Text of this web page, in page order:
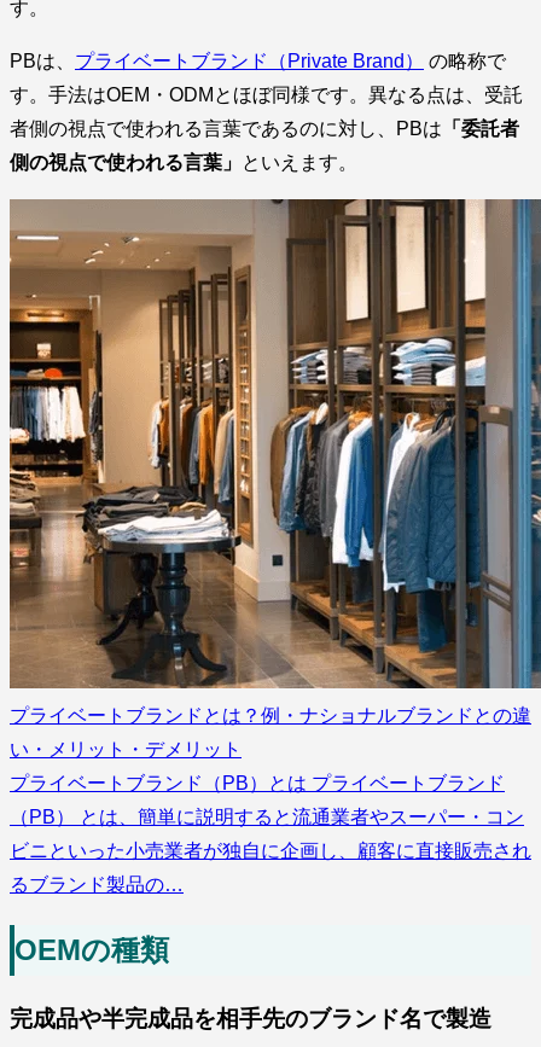
す。
PBは、 プライベートブランド（Private Brand）
の略称で
す。手法はOEM・ODMとほぼ同様です。異なる点は、受託
者側の視点で使われる言葉であるのに対し、PBは 「委託者
側の視点で使われる言葉」 といえます。
プライベートブランドとは？例・ナショナルブランドとの違
い・メリット・デメリット
プライベートブランド（PB）とは プライベートブランド
（PB） とは、簡単に説明すると流通業者やスーパー・コン
ビニといった小売業者が独自に企画し、顧客に直接販売され
るブランド製品の…
OEMの種類
完成品や半完成品を相手先のブランド名で製造